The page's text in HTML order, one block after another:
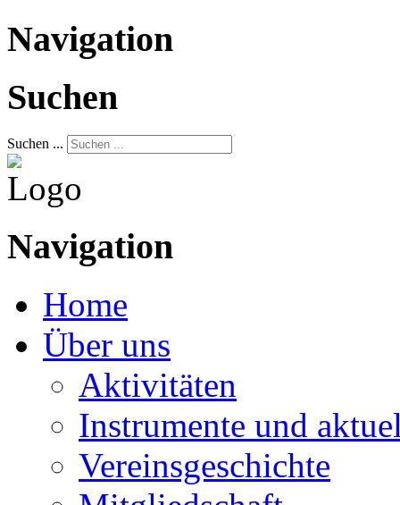
Navigation
Suchen
Suchen ...
Navigation
Home
Über uns
Aktivitäten
Instrumente und
Vereinsgeschichte